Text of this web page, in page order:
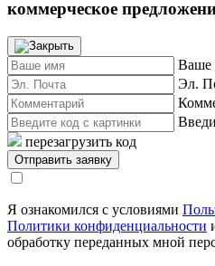
коммерческое
Ваше
Эл.
перезагрузить код
Я ознакомился с условиями
Политики конфиденциальности
обработку переданных мной